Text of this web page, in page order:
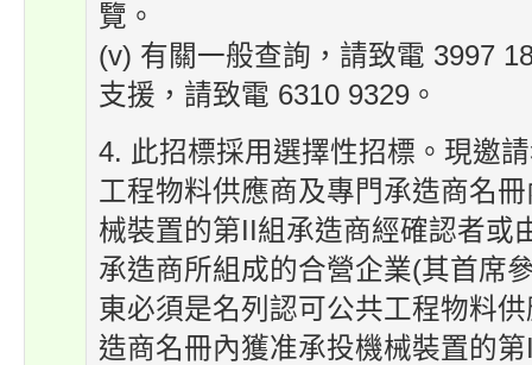
覽。
(v) 有關一般查詢，請致電 3997
支援，請致電 6310 9329。
4. 此招標採用選擇性招標。現邀
工程物料供應商及專門承造商名
械裝置的第II組承造商經確認者或
承造商所組成的合營企業(其首席
東必須是名列認可公共工程物料
造商名冊內獲准承投機械裝置的